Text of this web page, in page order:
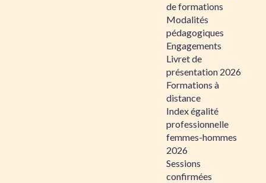
de formations
Modalités
pédagogiques
Engagements
Livret de
présentation 2026
Formations à
distance
Index égalité
professionnelle
femmes-hommes
2026
Sessions
confirmées